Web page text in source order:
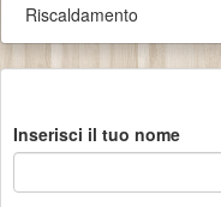
Riscaldamento
Inserisci il tuo nome